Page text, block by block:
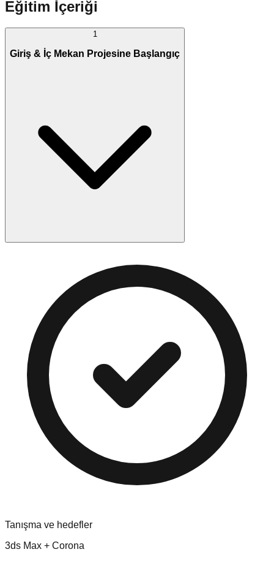
Eğitim İçeriği
1
Giriş & İç Mekan Projesine Başlangıç
Tanışma ve hedefler
3ds Max + Corona